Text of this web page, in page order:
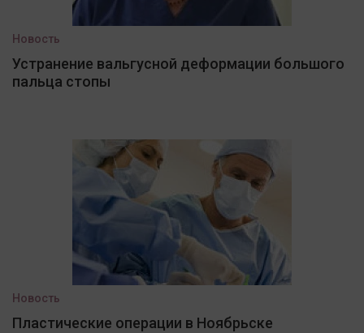
Новость
Устранение вальгусной деформации большого
пальца стопы
Новость
Пластические операции в Ноябрьске